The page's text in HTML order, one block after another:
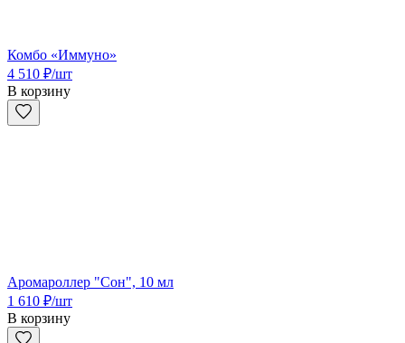
Комбо «Иммуно»
4 510 ₽/шт
В корзину
Аромароллер "Сон", 10 мл
1 610 ₽/шт
В корзину